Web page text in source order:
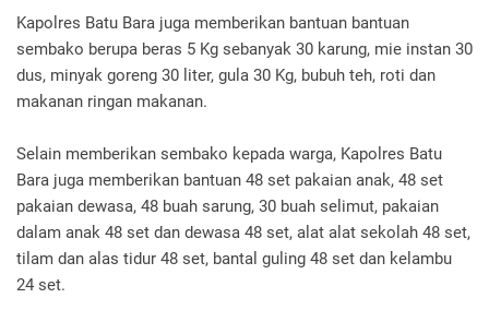
Kapolres Batu Bara juga memberikan bantuan bantuan
sembako berupa beras 5 Kg sebanyak 30 karung, mie instan 30
dus, minyak goreng 30 liter, gula 30 Kg, bubuh teh, roti dan
makanan ringan makanan.
Selain memberikan sembako kepada warga, Kapolres Batu
Bara juga memberikan bantuan 48 set pakaian anak, 48 set
pakaian dewasa, 48 buah sarung, 30 buah selimut, pakaian
dalam anak 48 set dan dewasa 48 set, alat alat sekolah 48 set,
tilam dan alas tidur 48 set, bantal guling 48 set dan kelambu
24 set.